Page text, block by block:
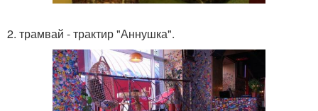
2. трамвай - трактир "Аннушка".